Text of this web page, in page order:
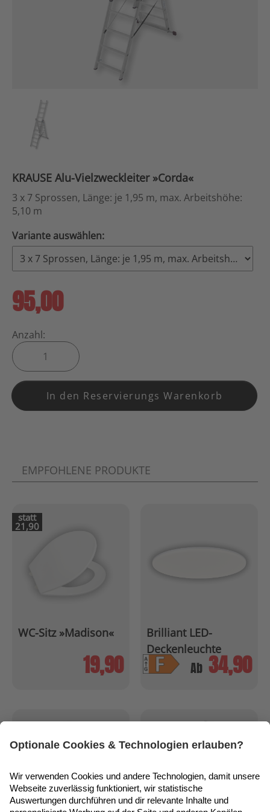
KRAUSE Alu-Vielzweckleiter »Corda«
3 x 7 Sprossen, Länge: je 1,95 m, max. Arbeitshöhe:
5,10 m
Variante auswählen:
95,00
Anzahl:
In den Reservierungs Warenkorb
EMPFOHLENE PRODUKTE
WC-Sitz »Madison«
statt
21,90
19,90
Brilliant LED-
Deckenleuchte
»Colden«Ab 34,90